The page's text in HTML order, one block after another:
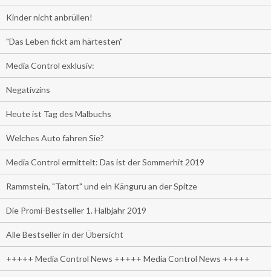
Kinder nicht anbrüllen!
"Das Leben fickt am härtesten"
Media Control exklusiv:
Negativzins
Heute ist Tag des Malbuchs
Welches Auto fahren Sie?
Media Control ermittelt: Das ist der Sommerhit 2019
Rammstein, "Tatort" und ein Känguru an der Spitze
Die Promi-Bestseller 1. Halbjahr 2019
Alle Bestseller in der Übersicht
+++++ Media Control News +++++ Media Control News +++++